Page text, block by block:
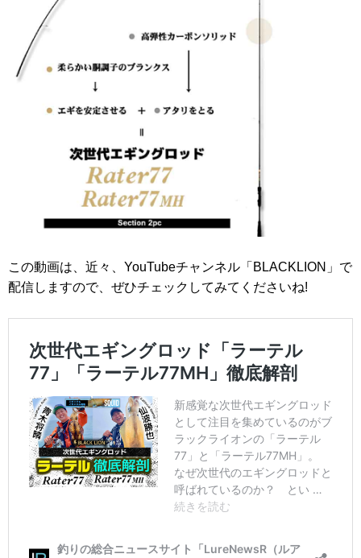
この動画は、近々、YouTubeチャンネル「BLACKLION」で
配信しますので、ぜひチェックしてみてくださいね!